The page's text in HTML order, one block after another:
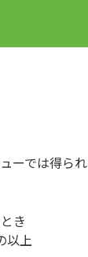
ーでは得られ
き
以上